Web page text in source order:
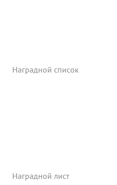
Наградной список
Наградной лист